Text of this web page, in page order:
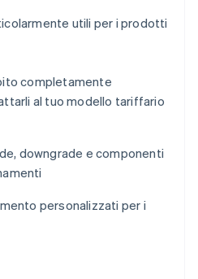
utili per i prodotti
completamente
al tuo modello tariffario
downgrade e componenti
personalizzati per i